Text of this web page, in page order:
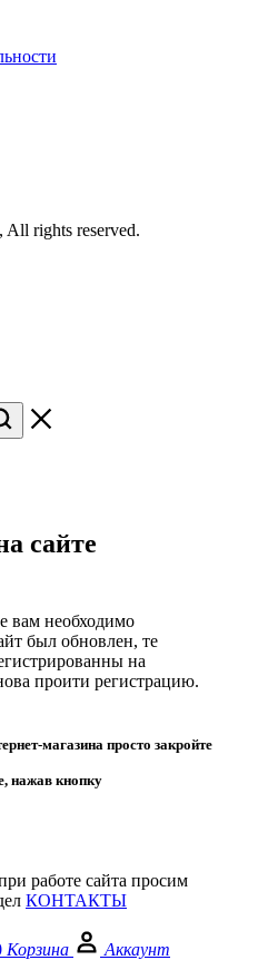
rights reserved.
сайте
вам необходимо
был обновлен, те
на
проити регистрацию.
магазина просто закройте
нажав кнопку
работе сайта просим
КОНТАКТЫ
Корзина Аккаунт